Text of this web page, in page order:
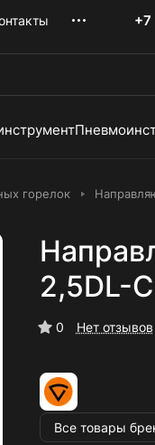
+7
горелок
2,5DL-
0 Нет отзывов
Все товары